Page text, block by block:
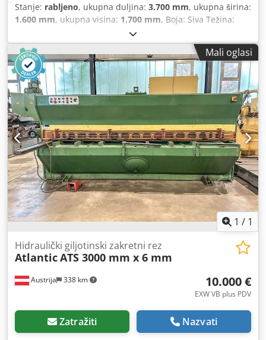
Stanje: rabljeno, ukupna duljina: 3.700 mm, ukupna širina:
1.600 mm, ukupna visina: 1.700 mm, Boja: Siva Težina:
4.500 kg - Dostupna dokumentacija: Da - Vrsta
dokumentacije: Tehnički podaci, korisnički priručnik - CE
certifikat: Ne - Upravljanje: Konvencionalno - Pogon:
Hidraulički - Snaga [kW]: 7,5 - Maks. debljina lima [mm]: 6 -
Maks. radna širina [mm]: 3050 - Tip graničnika: Električni -
Dubina graničnika [mm]: 750 - Uređaj za podršku lima:
Nema - Zaštita za prste: Fiksna - Podešavanje kuta:
Motorizirano - Podešavanje razmaka rezanja: Ručno - Tip
stola: Standardni stol Dedjymbhzjpfx Aaijkr - Transportne
dimenzije: 3700mm x 1600mm x 1700mm (d x š x v) -
Transportna težina [kg]: 4500kg - Br. transportnih paketa: 1
Financijske informacije PDV: Prikazana cijena bez PDV-a
PDV/Oporezivanje razlike: PDV je odbitljiv za poduzetnike
Isporuka i zamjena moguće u bilo kojem trenutku za sve iz
industrijskog sektora. Lukas van Rossum
Mali oglasi
1 / 1
Austrija 338 km
Hidraulički giljotinski zakretni rez
AtlanticATS 3000 mm x 6 mm
10.000 €
EXW VB plus PDV
Zatražiti Nazvati